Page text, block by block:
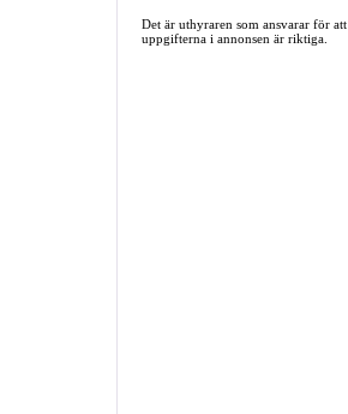
Det är uthyraren som ansvarar för att
uppgifterna i annonsen är riktiga.